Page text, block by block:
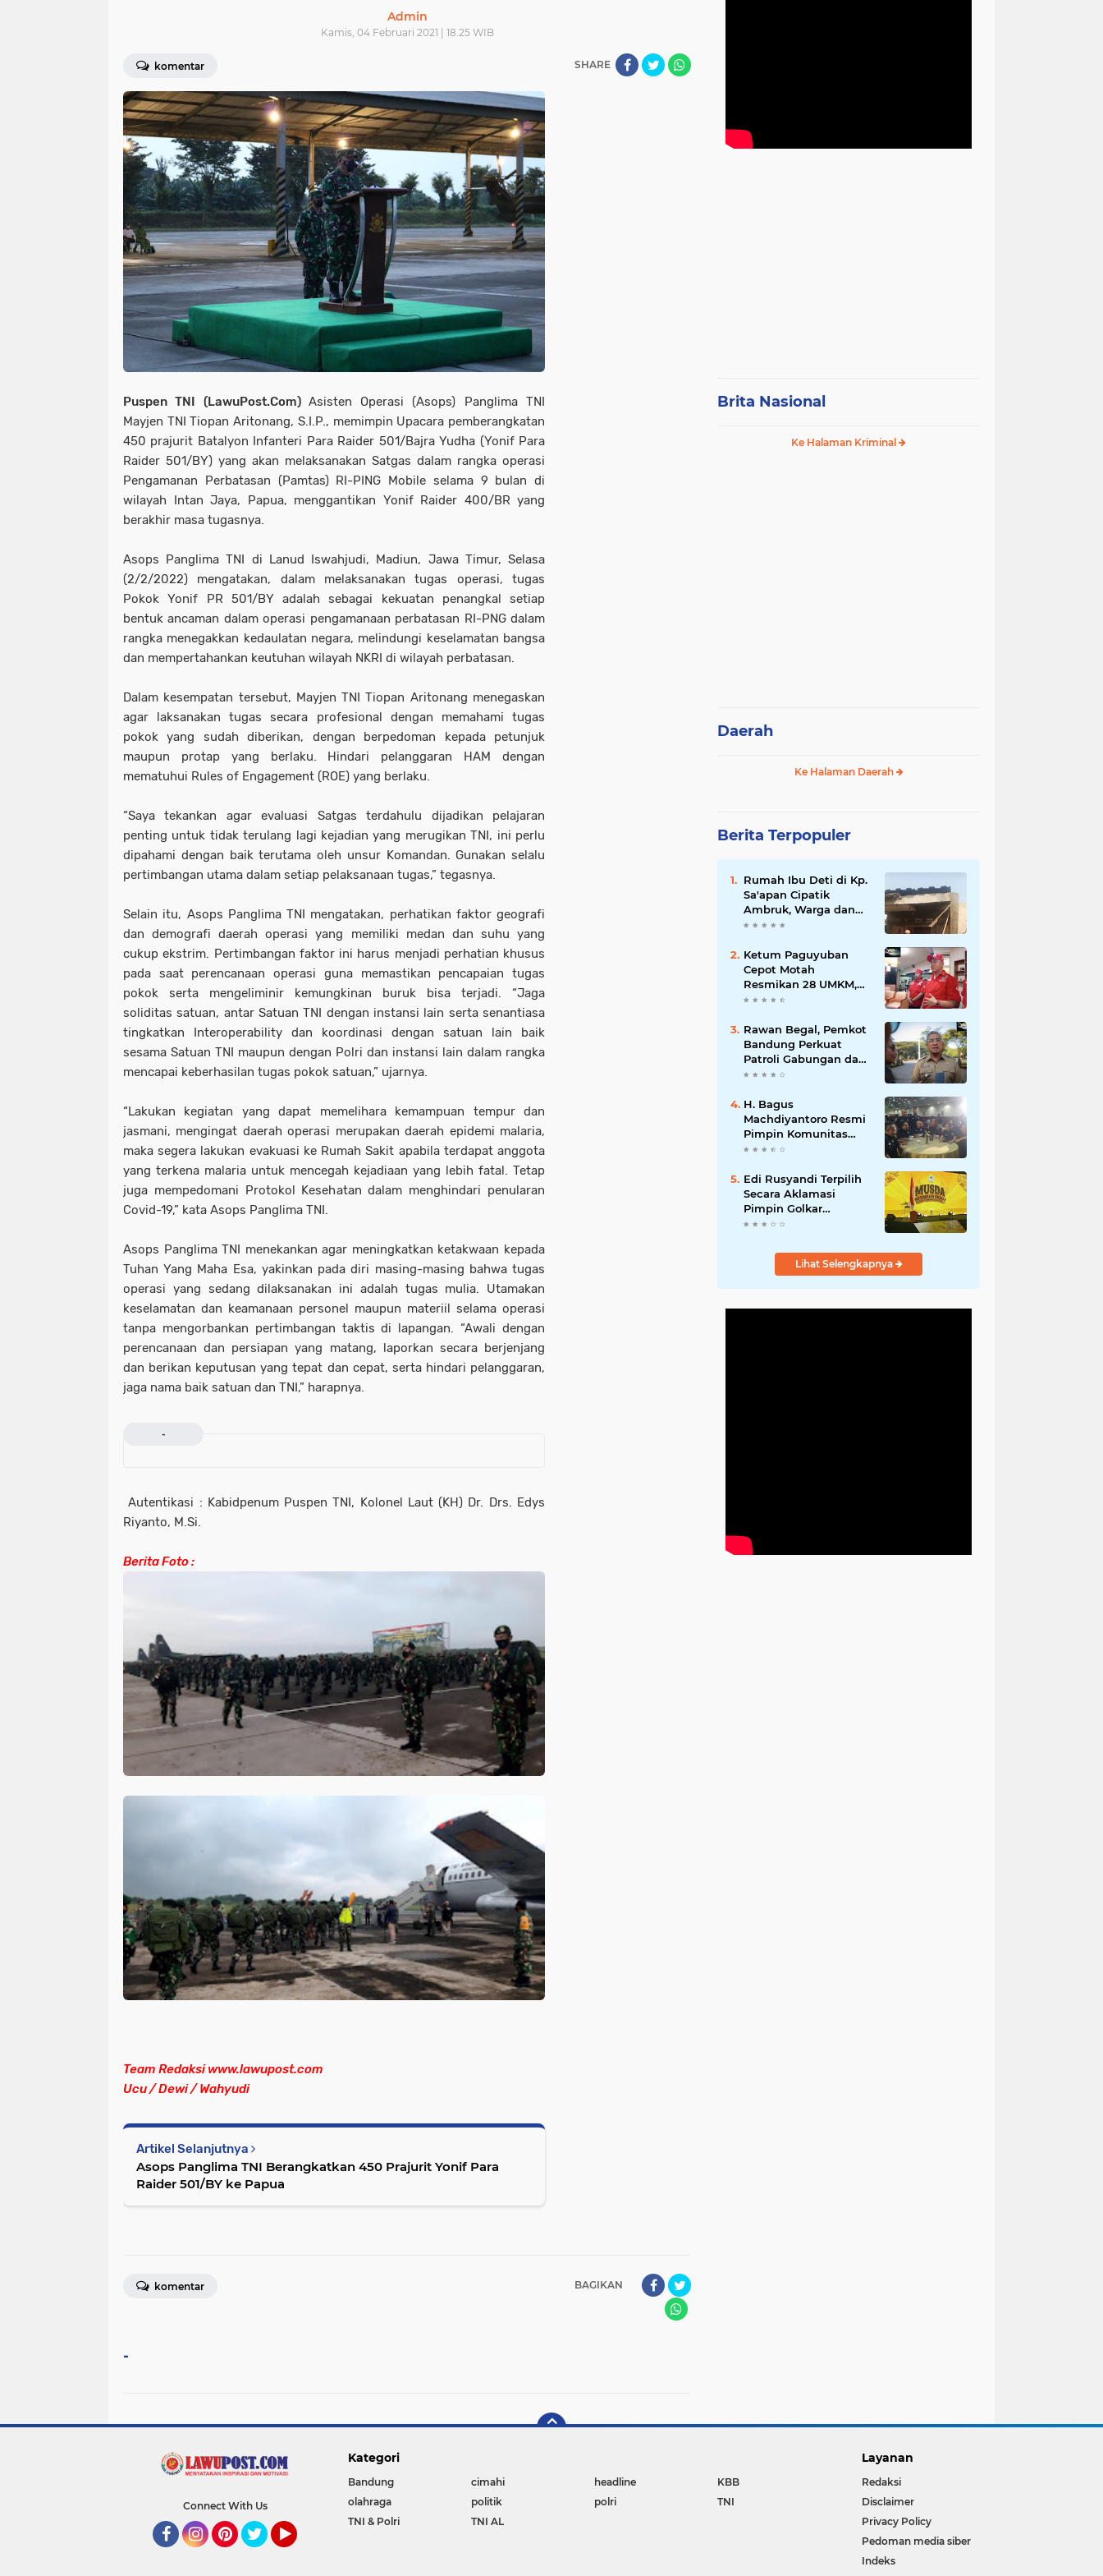
Admin
Kamis, 04 Februari 2021 | 18.25 WIB
komentar SHARE
Puspen TNI (LawuPost.Com) Asisten Operasi (Asops) Panglima TNI
Mayjen TNI Tiopan Aritonang, S.I.P., memimpin Upacara pemberangkatan
450 prajurit Batalyon Infanteri Para Raider 501/Bajra Yudha (Yonif Para
Raider 501/BY) yang akan melaksanakan Satgas dalam rangka operasi
Pengamanan Perbatasan (Pamtas) RI-PING Mobile selama 9 bulan di
wilayah Intan Jaya, Papua, menggantikan Yonif Raider 400/BR yang
berakhir masa tugasnya.
Asops Panglima TNI di Lanud Iswahjudi, Madiun, Jawa Timur, Selasa
(2/2/2022) mengatakan, dalam melaksanakan tugas operasi, tugas
Pokok Yonif PR 501/BY adalah sebagai kekuatan penangkal setiap
bentuk ancaman dalam operasi pengamanaan perbatasan RI-PNG dalam
rangka menegakkan kedaulatan negara, melindungi keselamatan bangsa
dan mempertahankan keutuhan wilayah NKRI di wilayah perbatasan.
Dalam kesempatan tersebut, Mayjen TNI Tiopan Aritonang menegaskan
agar laksanakan tugas secara profesional dengan memahami tugas
pokok yang sudah diberikan, dengan berpedoman kepada petunjuk
maupun protap yang berlaku. Hindari pelanggaran HAM dengan
mematuhui Rules of Engagement (ROE) yang berlaku.
“Saya tekankan agar evaluasi Satgas terdahulu dijadikan pelajaran
penting untuk tidak terulang lagi kejadian yang merugikan TNI, ini perlu
dipahami dengan baik terutama oleh unsur Komandan. Gunakan selalu
pertimbangan utama dalam setiap pelaksanaan tugas,” tegasnya.
Selain itu, Asops Panglima TNI mengatakan, perhatikan faktor geografi
dan demografi daerah operasi yang memiliki medan dan suhu yang
cukup ekstrim. Pertimbangan faktor ini harus menjadi perhatian khusus
pada saat perencanaan operasi guna memastikan pencapaian tugas
pokok serta mengeliminir kemungkinan buruk bisa terjadi. “Jaga
soliditas satuan, antar Satuan TNI dengan instansi lain serta senantiasa
tingkatkan Interoperability dan koordinasi dengan satuan lain baik
sesama Satuan TNI maupun dengan Polri dan instansi lain dalam rangka
mencapai keberhasilan tugas pokok satuan,” ujarnya.
“Lakukan kegiatan yang dapat memelihara kemampuan tempur dan
jasmani, mengingat daerah operasi merupakan daerah epidemi malaria,
maka segera lakukan evakuasi ke Rumah Sakit apabila terdapat anggota
yang terkena malaria untuk mencegah kejadiaan yang lebih fatal. Tetap
juga mempedomani Protokol Kesehatan dalam menghindari penularan
Covid-19,” kata Asops Panglima TNI.
Asops Panglima TNI menekankan agar meningkatkan ketakwaan kepada
Tuhan Yang Maha Esa, yakinkan pada diri masing-masing bahwa tugas
operasi yang sedang dilaksanakan ini adalah tugas mulia. Utamakan
keselamatan dan keamanaan personel maupun materiil selama operasi
tanpa mengorbankan pertimbangan taktis di lapangan. “Awali dengan
perencanaan dan persiapan yang matang, laporkan secara berjenjang
dan berikan keputusan yang tepat dan cepat, serta hindari pelanggaran,
jaga nama baik satuan dan TNI,” harapnya.
-
Autentikasi : Kabidpenum Puspen TNI, Kolonel Laut (KH) Dr. Drs. Edys
Riyanto, M.Si.
Berita Foto :
Team Redaksi www.lawupost.com
Ucu / Dewi / Wahyudi
Artikel Selanjutnya
Asops Panglima TNI Berangkatkan 450 Prajurit Yonif Para
Raider 501/BY ke Papua
BAGIKAN
komentar
-
Brita Nasional
Ke Halaman Kriminal
Daerah
Ke Halaman Daerah
Berita Terpopuler
Rumah Ibu Deti di Kp.
Sa'apan Cipatik
Ambruk, Warga dan
Pemdes Sigap Bantu
Ketum Paguyuban
Cepot Motah
Resmikan 28 UMKM,
Siap Gelar Festival
Jalan Braga
Rawan Begal, Pemkot
Bandung Perkuat
Patroli Gabungan dan
Pengawasan Digital
H. Bagus
Machdiyantoro Resmi
Pimpin Komunitas
BBC Periode 2026–
Solidaritas dan
Hadirkan Program
Nyata untuk
Masyarakat
Edi Rusyandi Terpilih
Secara Aklamasi
Pimpin Golkar
Bandung Barat,
Kepemimpinan
Harmonis "TurunLihat Selengkapnya
Connect With Us
Kategori
Bandung cimahi headline
KBB
olahraga
politik polri
TNI
TNI & Polri
TNI AL
Layanan
Redaksi
Disclaimer
Privacy Policy
Pedoman media siber
Indeks